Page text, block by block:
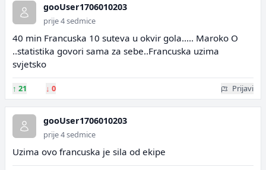
gooUser1706010203
prije 4 sedmice
40 min Francuska 10 suteva u okvir gola..... Maroko O
..statistika govori sama za sebe..Francuska uzima
svjetsko
↑ 21 ↓ 0 Prijavi
gooUser1706010203
prije 4 sedmice
Uzima ovo francuska je sila od ekipe